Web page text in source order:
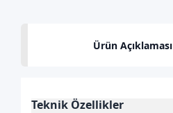
Ürün Açıklaması
Teknik Özellikler